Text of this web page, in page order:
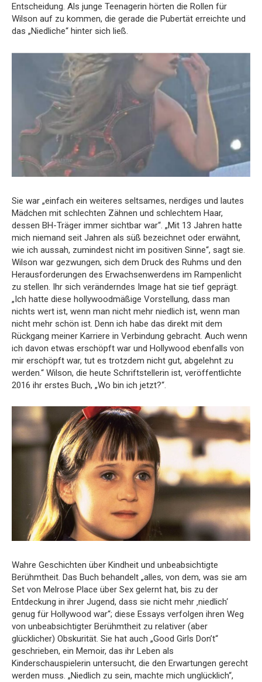
Entscheidung. Als junge Teenagerin hörten die Rollen für
Wilson auf zu kommen, die gerade die Pubertät erreichte und
das „Niedliche“ hinter sich ließ.
Sie war „einfach ein weiteres seltsames, nerdiges und lautes
Mädchen mit schlechten Zähnen und schlechtem Haar,
dessen BH-Träger immer sichtbar war“. „Mit 13 Jahren hatte
mich niemand seit Jahren als süß bezeichnet oder erwähnt,
wie ich aussah, zumindest nicht im positiven Sinne“, sagt sie.
Wilson war gezwungen, sich dem Druck des Ruhms und den
Herausforderungen des Erwachsenwerdens im Rampenlicht
zu stellen. Ihr sich veränderndes Image hat sie tief geprägt.
„Ich hatte diese hollywoodmäßige Vorstellung, dass man
nichts wert ist, wenn man nicht mehr niedlich ist, wenn man
nicht mehr schön ist. Denn ich habe das direkt mit dem
Rückgang meiner Karriere in Verbindung gebracht. Auch wenn
ich davon etwas erschöpft war und Hollywood ebenfalls von
mir erschöpft war, tut es trotzdem nicht gut, abgelehnt zu
werden.“ Wilson, die heute Schriftstellerin ist, veröffentlichte
2016 ihr erstes Buch, „Wo bin ich jetzt?“.
Wahre Geschichten über Kindheit und unbeabsichtigte
Berühmtheit. Das Buch behandelt „alles, von dem, was sie am
Set von Melrose Place über Sex gelernt hat, bis zu der
Entdeckung in ihrer Jugend, dass sie nicht mehr ‚niedlich‘
genug für Hollywood war“; diese Essays verfolgen ihren Weg
von unbeabsichtigter Berühmtheit zu relativer (aber
glücklicher) Obskurität. Sie hat auch „Good Girls Don’t“
geschrieben, ein Memoir, das ihr Leben als
Kinderschauspielerin untersucht, die den Erwartungen gerecht
werden muss. „Niedlich zu sein, machte mich unglücklich“,